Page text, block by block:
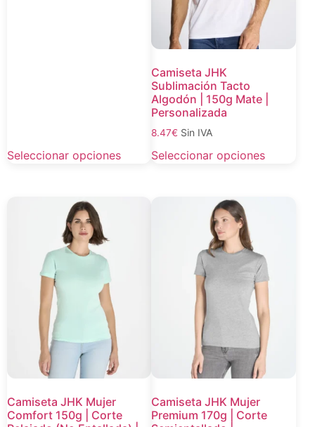
Seleccionar opciones
Camiseta JHK
Sublimación Tacto
Algodón | 150g Mate |
Personalizada
8.47€ Sin IVA
Seleccionar opciones
Camiseta JHK Mujer
Comfort 150g | Corte
Camiseta JHK Mujer
Premium 170g | Corte